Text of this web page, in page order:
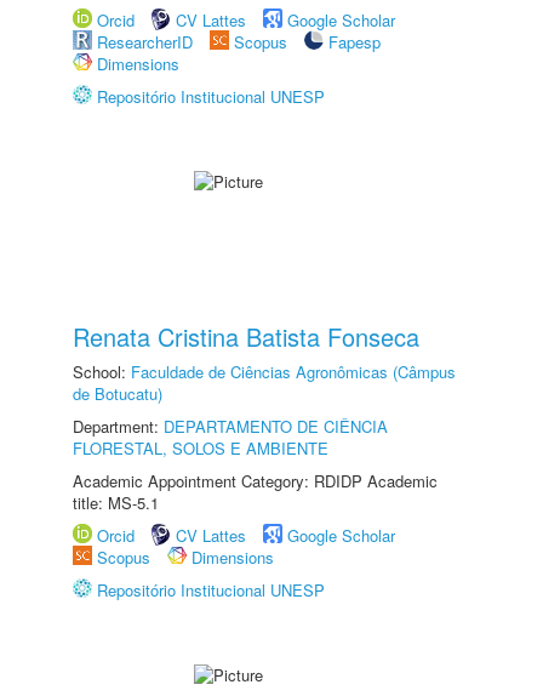
Orcid
CV Lattes
Google Scholar
ResearcherID
Scopus
Fapesp
Dimensions
Repositório Institucional UNESP
Renata Cristina Batista Fonseca
School: Faculdade de Ciências Agronômicas (Câmpus
de Botucatu)
Department: DEPARTAMENTO DE CIÊNCIA
FLORESTAL, SOLOS E AMBIENTE
Academic Appointment Category: RDIDP Academic
title: MS-5.1
Orcid
CV Lattes
Google Scholar
Scopus
Dimensions
Repositório Institucional UNESP